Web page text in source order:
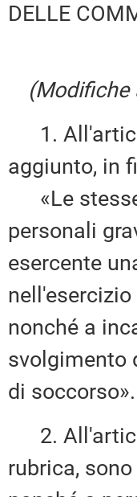
DELLE
(Modifiche
1.
aggiunto, in
«Le
personali
esercente
nonché a
svolgimento
di soccorso».
2.
rubrica,